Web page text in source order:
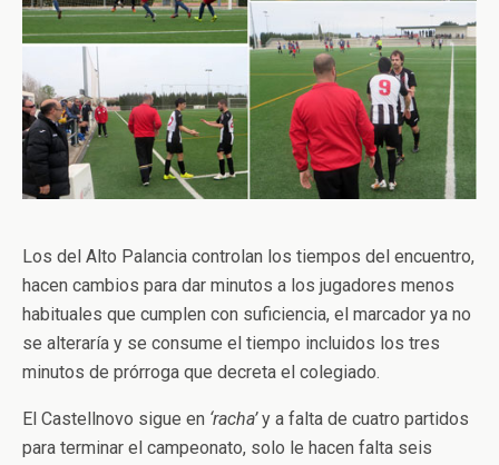
Los del Alto Palancia controlan los tiempos del encuentro,
hacen cambios para dar minutos a los jugadores menos
habituales que cumplen con suficiencia, el marcador ya no
se alteraría y se consume el tiempo incluidos los tres
minutos de prórroga que decreta el colegiado.
El Castellnovo sigue en ‘racha’y a falta de cuatro partidos
para terminar el campeonato, solo le hacen falta seis